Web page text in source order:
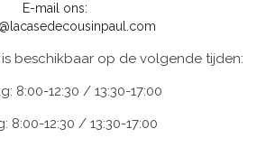
E-mail ons:
beschikbaar op de volgende tijden:
8:00-12:30 / 13:30-17:00
8:00-12:30 / 13:30-17:00